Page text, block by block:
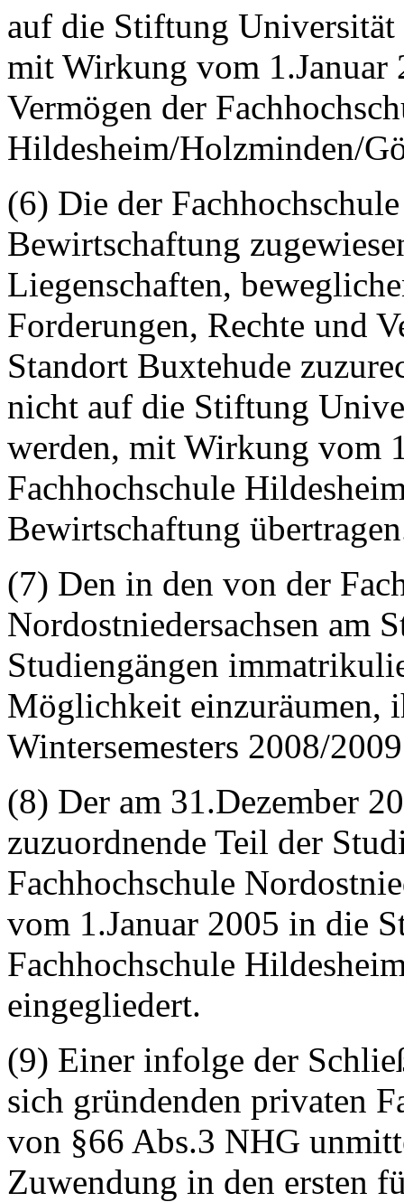
auf die Stiftung Universität
mit Wirkung vom 1.Januar
Vermögen der
Hildesheim/Holzminden/
(6) Die der
Bewirtschaftung
Liegenschaften,
Forderungen, Rechte und
Standort Buxtehude
nicht auf die Stiftung
werden, mit Wirkung vom
Fachhochschule
Bewirtschaftung
(7) Den in den von der
Nordostniedersachsen am
Studiengängen
Möglichkeit einzuräumen,
Wintersemesters 2008/
(8) Der am 31.Dezember
zuzuordnende Teil der
Fachhochschule
vom 1.Januar 2005 in die
Fachhochschule
eingegliedert.
(9) Einer infolge der
sich gründenden privaten
von §66 Abs.3 NHG
Zuwendung in den ersten